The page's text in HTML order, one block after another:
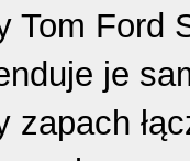
Tom Ford
je
zapach